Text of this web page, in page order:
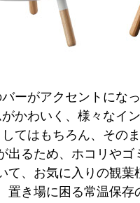
ーがアクセントにな
かわいく、様々なイ
てはもちろん、その
出るため、ホコリやゴ
て、お気に入りの観葉
置き場に困る常温保